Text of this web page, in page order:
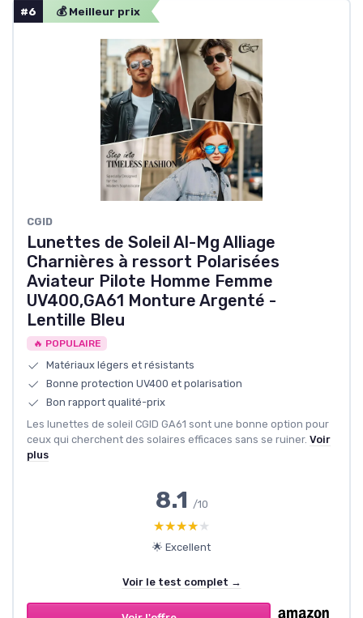
#6 💰 Meilleur prix
CGID
Lunettes de Soleil Al-Mg Alliage
Charnières à ressort Polarisées
Aviateur Pilote Homme Femme
UV400,GA61 Monture Argenté -
Lentille Bleu
🔥 POPULAIRE
Matériaux légers et résistants
Bonne protection UV400 et polarisation
Bon rapport qualité-prix
Les lunettes de soleil CGID GA61 sont une bonne option pour
ceux qui cherchent des solaires efficaces sans se ruiner. Voir
plus
8.1 /10
★★★★★
★★★★★
🌟 Excellent
Voir le test complet →